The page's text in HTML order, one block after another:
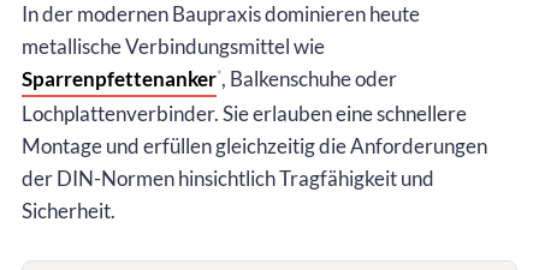
In der modernen Baupraxis dominieren heute
metallische Verbindungsmittel wie
Sparrenpfettenanker*, Balkenschuhe oder
Lochplattenverbinder. Sie erlauben eine schnellere
Montage und erfüllen gleichzeitig die Anforderungen
der DIN-Normen hinsichtlich Tragfähigkeit und
Sicherheit.